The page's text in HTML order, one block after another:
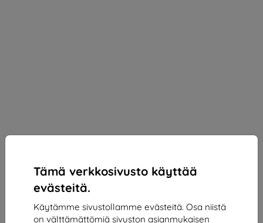
Tämä verkkosivusto käyttää
evästeitä.
Käytämme sivustollamme evästeitä. Osa niistä
on välttämättömiä sivuston asianmukaisen